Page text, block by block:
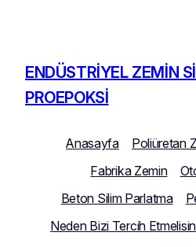
ENDÜSTRIYEL ZEMIN
PROEPOKSI
Anasayfa Poliüretan
Fabrika Zemin
Beton Silim Parlatma
Neden Bizi Tercih